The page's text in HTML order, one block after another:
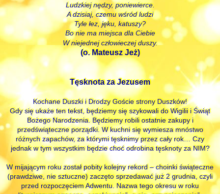
Ludzkiej nędzy, poniewierce.
A dzisiaj, czemu wśród ludzi
Tyle łez, jęku, katuszy?
Bo nie ma miejsca dla Ciebie
W niejednej człowieczej duszy.
(o. Mateusz Jeż)
Tęsknota za Jezusem
Kochane Duszki i Drodzy Goście strony Duszków!
Gdy się ukaże ten tekst, będziemy się szykowali do Wigilii i Świąt
Bożego Narodzenia. Będziemy robili ostatnie zakupy i
przedświąteczne porządki. W kuchni się wymiesza mnóstwo
różnych zapachów, za którymi tęsknimy przez cały rok… Czy
jednak w tym wszystkim będzie choć odrobina tęsknoty za NIM?
W mijającym roku został pobity kolejny rekord – choinki świąteczne
(prawdziwe, nie sztuczne) zaczęto sprzedawać już 2 grudnia, czyli
przed rozpoczęciem Adwentu. Nazwa tego okresu w roku